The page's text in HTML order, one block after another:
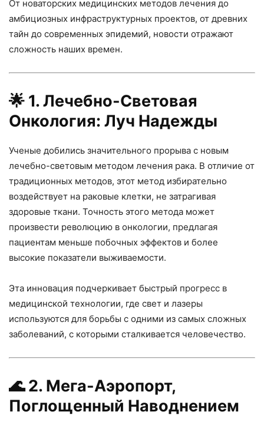
От новаторских медицинских методов лечения до
амбициозных инфраструктурных проектов, от древних
тайн до современных эпидемий, новости отражают
сложность наших времен.
🌟 1. Лечебно-Световая
Онкология: Луч Надежды
Ученые добились значительного прорыва с новым
лечебно-световым методом лечения рака. В отличие от
традиционных методов, этот метод избирательно
воздействует на раковые клетки, не затрагивая
здоровые ткани. Точность этого метода может
произвести революцию в онкологии, предлагая
пациентам меньше побочных эффектов и более
высокие показатели выживаемости.
Эта инновация подчеркивает быстрый прогресс в
медицинской технологии, где свет и лазеры
используются для борьбы с одними из самых сложных
заболеваний, с которыми сталкивается человечество.
🌊2. Мега-Аэропорт,
Поглощенный Наводнением